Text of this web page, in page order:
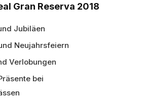
Gran Reserva 2018
Jubiläen
Neujahrsfeiern
Verlobungen
bei